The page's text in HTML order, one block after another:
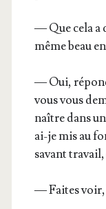
— Que cela a
même beau
— Oui,
vous vous
naître dans
ai-je mis au
savant
— Faites voir,